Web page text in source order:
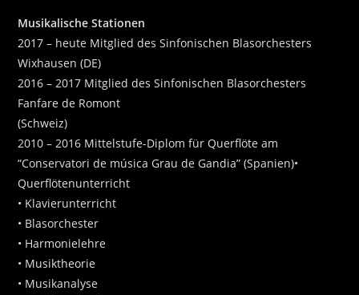
Musikalische Stationen
2017 – heute Mitglied des Sinfonischen Blasorchesters
Wixhausen (DE)
2016 – 2017 Mitglied des Sinfonischen Blasorchesters
Fanfare de Romont
(Schweiz)
2010 – 2016 Mittelstufe-Diplom für Querflöte am
“Conservatori de música Grau de Gandia” (Spanien)•
Querflötenunterricht
• Klavierunterricht
• Blasorchester
• Harmonielehre
• Musiktheorie
• Musikanalyse